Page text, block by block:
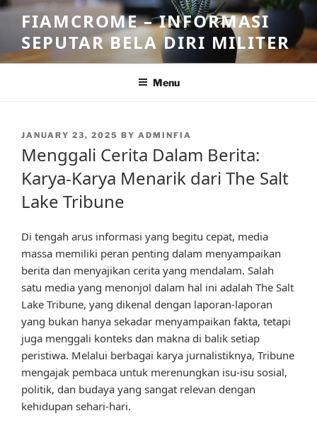
Skip
content
FIAMCROME – INFORMASI
SEPUTAR BELA DIRI MILITER
Menu
POSTED
JANUARY 23, 2025 BY ADMINFIA
Menggali Cerita Dalam Berita:
Karya-Karya Menarik dari The Salt
Lake Tribune
Di tengah arus informasi yang begitu cepat, media
massa memiliki peran penting dalam menyampaikan
berita dan menyajikan cerita yang mendalam. Salah
satu media yang menonjol dalam hal ini adalah The Salt
Lake Tribune, yang dikenal dengan laporan-laporan
yang bukan hanya sekadar menyampaikan fakta, tetapi
juga menggali konteks dan makna di balik setiap
peristiwa. Melalui berbagai karya jurnalistiknya, Tribune
mengajak pembaca untuk merenungkan isu-isu sosial,
politik, dan budaya yang sangat relevan dengan
kehidupan sehari-hari.